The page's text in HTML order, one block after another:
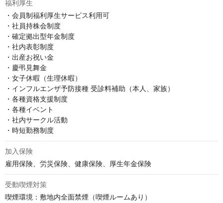
福利厚生
・会員制福利厚生サービス利用可
・社員持株会制度
・確定拠出型年金制度
・社内表彰制度
・出産お祝い金
・慶弔見舞金
・女子休暇（生理休暇）
・インフルエンザ予防接種 受診料補助（本人、家族）
・各種資格支援制度
・各種イベント
・社内サークル活動
・時短勤務制度
加入保険
雇用保険、労災保険、健康保険、厚生年金保険
受動喫煙対策
喫煙環境：敷地内全面禁煙（喫煙ルームあり）